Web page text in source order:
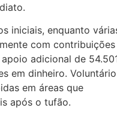
iniciais, enquanto
com contribuições
adicional de
em dinheiro.
em áreas que
após o tufão.